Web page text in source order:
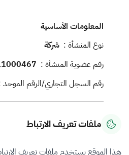
المعلومات الأساسية
نوع المنشأة : شركة
رقم عضوية المنشأة :
رقم السجل التجاري/الرقم الموحد
معلومات الاتصال
ملفات تعريف الارتباط
هذا الموقع يستخدم ملفات تعريف